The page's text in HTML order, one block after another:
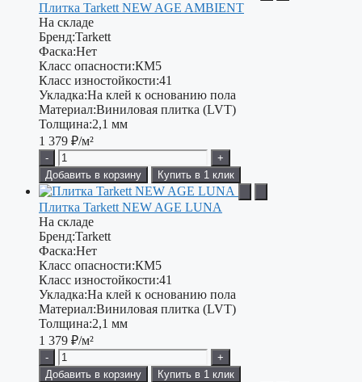
Плитка Tarkett NEW AGE AMBIENT
На складе
Бренд:Tarkett
Фаска:Нет
Класс опасности:КМ5
Класс изностойкости:41
Укладка:На клей к основанию пола
Материал:Виниловая плитка (LVT)
Толщина:2,1 мм
1 379 ₽/м²
-
+
Добавить в корзину
Купить в 1 клик
Плитка Tarkett NEW AGE LUNA
На складе
Бренд:Tarkett
Фаска:Нет
Класс опасности:КМ5
Класс изностойкости:41
Укладка:На клей к основанию пола
Материал:Виниловая плитка (LVT)
Толщина:2,1 мм
1 379 ₽/м²
-
+
Добавить в корзину
Купить в 1 клик